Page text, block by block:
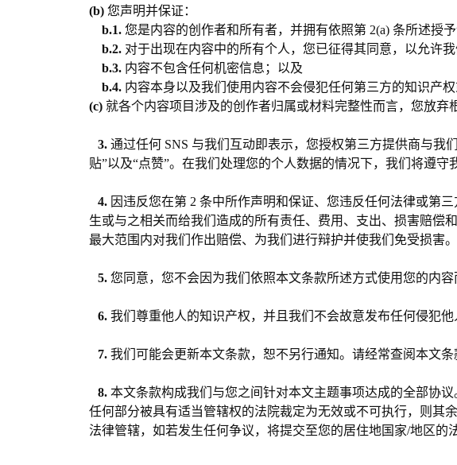
(b) 您声明并保证：
b.1.您是内容的创作者和所有者，并拥有依照第 2(a) 条所述授
b.2. 对于出现在内容中的所有个人，您已征得其同意，以允许我
b.3. 内容不包含任何机密信息；以及
b.4. 内容本身以及我们使用内容不会侵犯任何第三方的知识产
(c) 就各个内容项目涉及的创作者归属或材料完整性而言，您放弃
3.通过任何 SNS 与我们互动即表示，您授权第三方提供商与我
贴”以及“点赞”。在我们处理您的个人数据的情况下，我们将遵守
4. 因违反您在第 2 条中所作声明和保证、您违反任何法律或第
生或与之相关而给我们造成的所有责任、费用、支出、损害赔偿
最大范围内对我们作出赔偿、为我们进行辩护并使我们免受损害。
5.您同意，您不会因为我们依照本文条款所述方式使用您的内容
6.我们尊重他人的知识产权，并且我们不会故意发布任何侵犯他
7.我们可能会更新本文条款，恕不另行通知。请经常查阅本文条
8.本文条款构成我们与您之间针对本文主题事项达成的全部协
任何部分被具有适当管辖权的法院裁定为无效或不可执行，则其
法律管辖，如若发生任何争议，将提交至您的居住地国家/地区的